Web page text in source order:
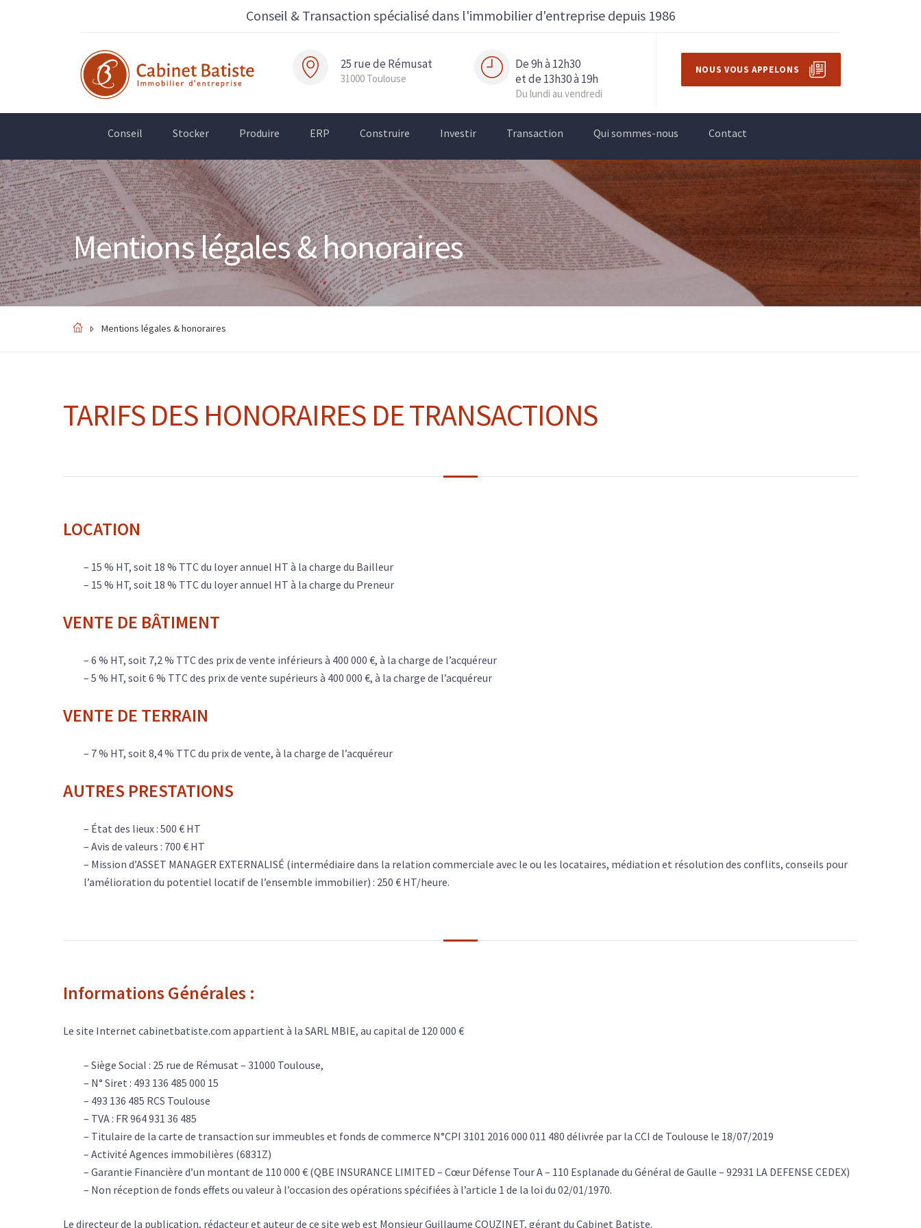
Conseil & Transaction spécialisé dans l'immobilier d'entreprise depuis 1986
25 rue de Rémusat
31000 Toulouse
De 9h à 12h30
et de 13h30 à 19h
Du lundi au vendredi
NOUS VOUS APPELONS
Conseil Stocker Produire ERP Construire Investir Transaction Qui sommes-nous Contact
Mentions légales & honoraires
Mentions légales & honoraires
TARIFS DES HONORAIRES DE TRANSACTIONS
LOCATION
– 15 % HT, soit 18 % TTC du loyer annuel HT à la charge du Bailleur
– 15 % HT, soit 18 % TTC du loyer annuel HT à la charge du Preneur
VENTE DE BÂTIMENT
– 6 % HT, soit 7,2 % TTC des prix de vente inférieurs à 400 000 €, à la charge de l’acquéreur
– 5 % HT, soit 6 % TTC des prix de vente supérieurs à 400 000 €, à la charge de l’acquéreur
VENTE DE TERRAIN
– 7 % HT, soit 8,4 % TTC du prix de vente, à la charge de l’acquéreur
AUTRES PRESTATIONS
– État des lieux : 500 € HT
– Avis de valeurs : 700 € HT
– Mission d’ASSET MANAGER EXTERNALISÉ (intermédiaire dans la relation commerciale avec le ou les locataires, médiation et résolution des conflits, conseils pour
l’amélioration du potentiel locatif de l’ensemble immobilier) : 250 € HT/heure.
Informations Générales :
Le site Internet cabinetbatiste.com appartient à la SARL MBIE, au capital de 120 000 €
– Siège Social : 25 rue de Rémusat – 31000 Toulouse,
– N° Siret : 493 136 485 000 15
– 493 136 485 RCS Toulouse
– TVA : FR 964 931 36 485
– Titulaire de la carte de transaction sur immeubles et fonds de commerce N°CPI 3101 2016 000 011 480 délivrée par la CCI de Toulouse le 18/07/2019
– Activité Agences immobilières (6831Z)
– Garantie Financière d’un montant de 110 000 € (QBE INSURANCE LIMITED – Cœur Défense Tour A – 110 Esplanade du Général de Gaulle – 92931 LA DEFENSE CEDEX)
– Non réception de fonds effets ou valeur à l’occasion des opérations spécifiées à l’article 1 de la loi du 02/01/1970.
Le directeur de la publication, rédacteur et auteur de ce site web est Monsieur Guillaume COUZINET, gérant du Cabinet Batiste.